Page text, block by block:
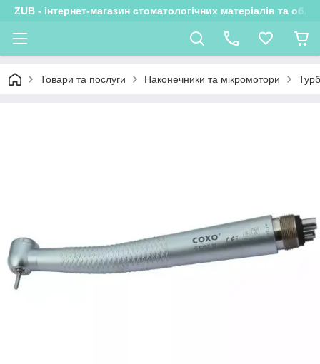
ZUB - інтернет-магазин стоматологічних матеріалів та
Товари та послуги Наконечники та мікромотори